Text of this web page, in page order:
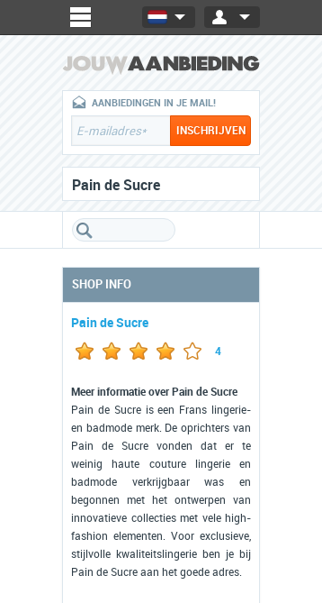
AANBIEDINGEN IN JE MAIL!
Pain de Sucre
SHOP INFO
Pain de Sucre
4
Meer informatie over Pain de Sucre
Pain de Sucre is een Frans lingerie-
en badmode merk. De oprichters van
Pain de Sucre vonden dat er te
weinig haute couture lingerie en
badmode verkrijgbaar was en
begonnen met het ontwerpen van
innovatieve collecties met vele high-
fashion elementen. Voor exclusieve,
stijlvolle kwaliteitslingerie ben je bij
Pain de Sucre aan het goede adres.